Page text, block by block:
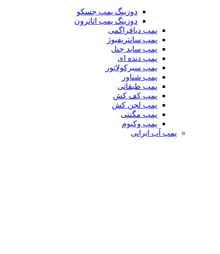
دوزینگ پمپ جسکو
دوزینگ پمپ اتاترون
پمپ دیافراگمی
پمپ سانتریفیوژ
پمپ ساید چنل
پمپ دنده ای
پمپ سیرکولاتور
پمپ شناور
پمپ طبقاتی
پمپ کف کش
پمپ لجن کش
پمپ مگنتی
پمپ وکیوم
پمپ آب ایرانی